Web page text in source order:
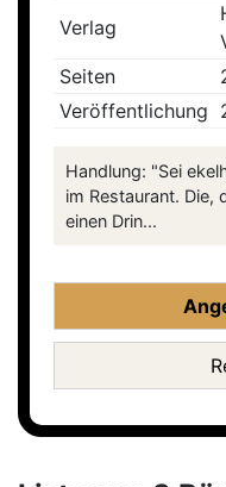
Verlag
Seiten
Veröffentlichung
Handlung: "Sei
im Restaurant. Die,
einen Drin...